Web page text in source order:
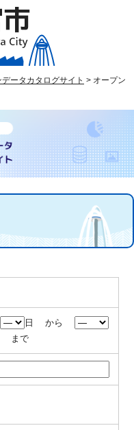
ータカタログサイト > オープン
日 から
まで